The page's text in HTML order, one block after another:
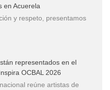
en Acuerela
y respeto, presentamos
representados en el
OCBAL 2026
reúne artistas de